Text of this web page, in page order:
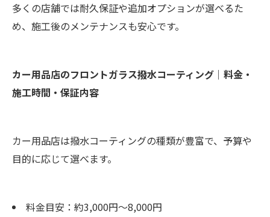
多くの店舗では耐久保証や追加オプションが選べるた
め、施工後のメンテナンスも安心です。
カー用品店のフロントガラス撥水コーティング｜料金・
施工時間・保証内容
カー用品店は撥水コーティングの種類が豊富で、予算や
目的に応じて選べます。
料金目安：約3,000円〜8,000円